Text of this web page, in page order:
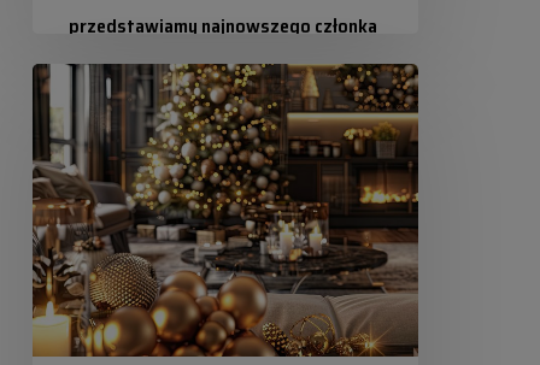
przedstawiamy najnowszego członka
rodziny,…
Industrias Químicas Iris
2025-04-21
Błysk
Boże
Narodzenie